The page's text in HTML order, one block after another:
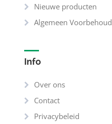
Nieuwe producten
Algemeen Voorbehoud
Info
Over ons
Contact
Privacybeleid